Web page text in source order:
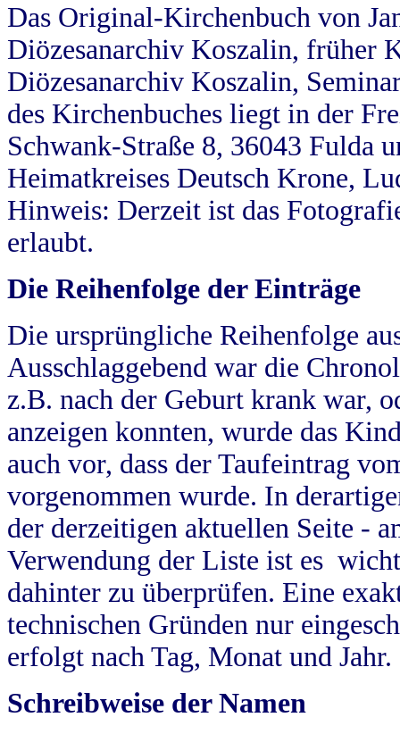
Das Original-Kirchenbuch von
Diözesanarchiv Koszalin, früher
Diözesanarchiv Koszalin,
des Kirchenbuches liegt in der
Schwank-Straße 8, 36043 Fulda
Heimatkreises Deutsch Krone,
Hinweis: Derzeit ist das
erlaubt.
Die Reihenfolge der Einträge
Die ursprüngliche Reihenfolge
Ausschlaggebend war die
z.B. nach der Geburt krank war,
anzeigen konnten, wurde das
auch vor, dass der Taufeintrag
vorgenommen wurde. In
der derzeitigen aktuellen Seite -
Verwendung der Liste ist es
dahinter zu überprüfen. Eine
technischen Gründen nur
erfolgt nach Tag, Monat und Jahr.
Schreibweise der Namen